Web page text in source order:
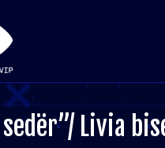
sedër”/ Livia